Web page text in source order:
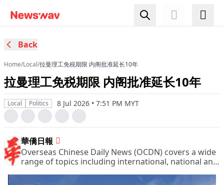
Back
Home/Local/拉曼理工免税期限 内阁批准延长10年
拉曼理工免税期限 内阁批准延长10年
Local Politics 8 Jul 2026 • 7:51 PM MYT
華僑日報
Overseas Chinese Daily News (OCDN) covers a wide
range of topics including international, national and
sports, entertainment and leisure, women column